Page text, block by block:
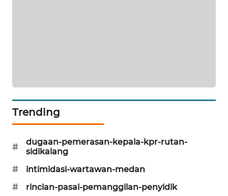
Trending
#
dugaan-pemerasan-kepala-kpr-rutan-
sidikalang
#
intimidasi-wartawan-medan
#
rincian-pasal-pemanggilan-penyidik
KRT
NEWS
KARING
NEWS
MARITIM